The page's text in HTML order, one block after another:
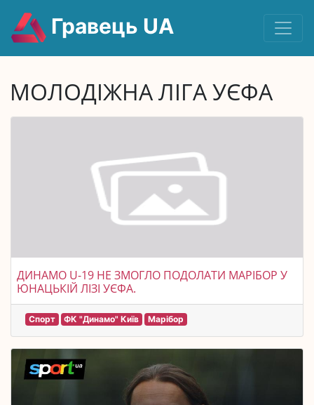
Гравець UA
МОЛОДІЖНА ЛІГА УЄФА
ДИНАМО U-19 НЕ ЗМОГЛО ПОДОЛАТИ МАРІБОР У
ЮНАЦЬКІЙ ЛІЗІ УЄФА.
Спорт ФК "Динамо" Київ Марібор